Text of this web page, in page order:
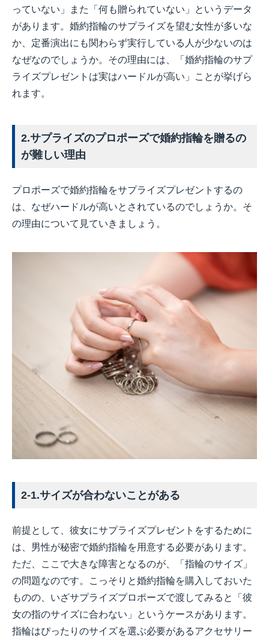
っていない」また「何も贈られていない」というデータ
があります。婚約指輪のサプライズを望む女性が多いな
か、定番演出にも関わらず実行している人が少ないのは
なぜなのでしょうか。その理由には、「婚約指輪のサプ
ライズプレゼントは実はハードルが高い」ことが挙げら
れます。
2.サプライズのプロポーズで婚約指輪を贈るの
が難しい理由
プロポーズで婚約指輪をサプライズプレゼントするの
は、なぜハードルが高いとされているのでしょうか。そ
の理由について見ていきましょう。
2-1.サイズが合わないことがある
前提として、彼女にサプライズプレゼントをするために
は、男性が秘密で婚約指輪を用意する必要があります。
ただ、ここで大きな障害となるのが、「指輪のサイズ」
の問題なのです。こっそりと婚約指輪を購入しておいた
ものの、いざサプライズプロポーズで渡してみると「彼
女の指のサイズに合わない」というケースがあります。
指輪はぴったりのサイズを選ぶ必要があるアクセサリー